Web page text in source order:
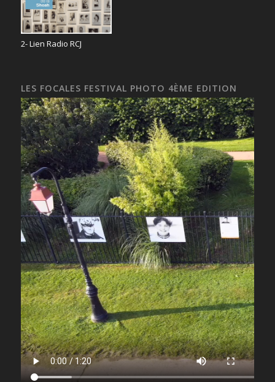
2- Lien Radio RCJ
LES FOCALES FESTIVAL PHOTO 4ÈME EDITION